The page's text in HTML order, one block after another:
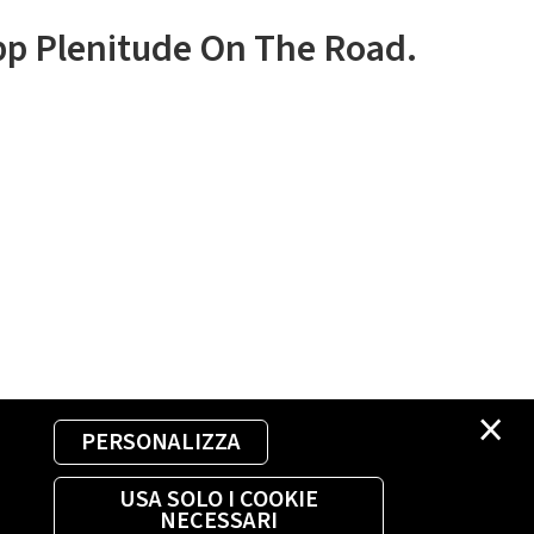
×
PERSONALIZZA
USA SOLO I COOKIE
NECESSARI
Plenitude On The Road.